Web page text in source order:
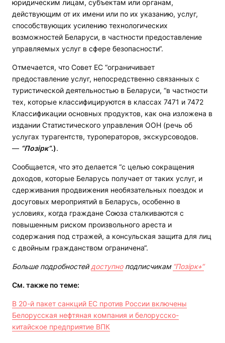
юридическим лицам, субъектам или органам,
действующим от их имени или по их указанию, услуг,
способствующих усилению технологических
возможностей Беларуси, в частности предоставление
управляемых услуг в сфере безопасности“.
Отмечается, что Совет ЕС “ограничивает
предоставление услуг, непосредственно связанных с
туристической деятельностью в Беларуси, “в частности
тех, которые классифицируются в классах 7471 и 7472
Классификации основных продуктов, как она изложена в
издании Статистического управления ООН (речь об
услугах турагентств, туроператоров, экскурсоводов.
— “Позірк“.).
Сообщается, что это делается “с целью сокращения
доходов, которые Беларусь получает от таких услуг, и
сдерживания продвижения необязательных поездок и
досуговых мероприятий в Беларусь, особенно в
условиях, когда граждане Союза сталкиваются с
повышенным риском произвольного ареста и
содержания под стражей, а консульская защита для лиц
с двойным гражданством ограничена“.
Больше подробностей доступноподписчикам “Позірк+“
См. также по теме:
В 20-й пакет санкций ЕС против России включены
Белорусская нефтяная компания и белорусско-
китайское предприятие ВПК